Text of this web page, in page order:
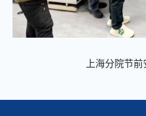
上海分院节前